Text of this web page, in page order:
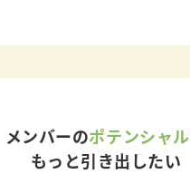
メンバーのポテンシャル
もっと引き出したい